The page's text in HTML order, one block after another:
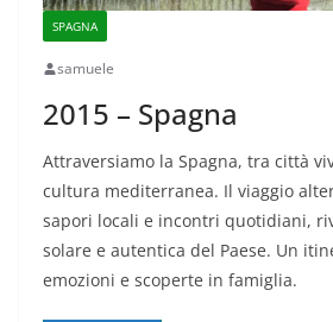
SPAGNA
samuele
2015 – Spagna
Attraversiamo la Spagna, tra città
cultura mediterranea. Il viaggio
sapori locali e incontri quotidiani,
solare e autentica del Paese. Un
emozioni e scoperte in famiglia.